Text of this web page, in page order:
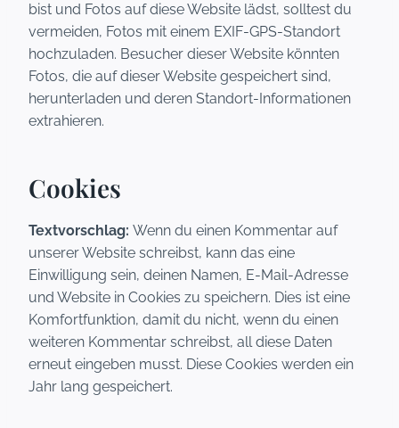
bist und Fotos auf diese Website lädst, solltest du
vermeiden, Fotos mit einem EXIF-GPS-Standort
hochzuladen. Besucher dieser Website könnten
Fotos, die auf dieser Website gespeichert sind,
herunterladen und deren Standort-Informationen
extrahieren.
Cookies
Textvorschlag: Wenn du einen Kommentar auf
unserer Website schreibst, kann das eine
Einwilligung sein, deinen Namen, E-Mail-Adresse
und Website in Cookies zu speichern. Dies ist eine
Komfortfunktion, damit du nicht, wenn du einen
weiteren Kommentar schreibst, all diese Daten
erneut eingeben musst. Diese Cookies werden ein
Jahr lang gespeichert.